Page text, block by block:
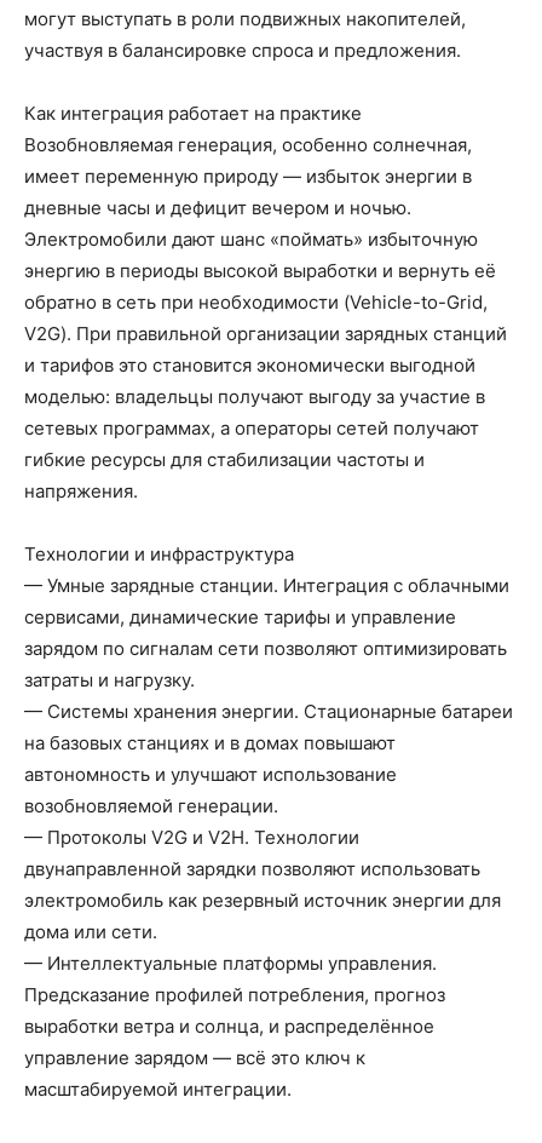
могут выступать в роли подвижных накопителей,
участвуя в балансировке спроса и предложения.
Как интеграция работает на практике
Возобновляемая генерация, особенно солнечная,
имеет переменную природу — избыток энергии в
дневные часы и дефицит вечером и ночью.
Электромобили дают шанс «поймать» избыточную
энергию в периоды высокой выработки и вернуть её
обратно в сеть при необходимости (Vehicle-to-Grid,
V2G). При правильной организации зарядных станций
и тарифов это становится экономически выгодной
моделью: владельцы получают выгоду за участие в
сетевых программах, а операторы сетей получают
гибкие ресурсы для стабилизации частоты и
напряжения.
Технологии и инфраструктура
— Умные зарядные станции. Интеграция с облачными
сервисами, динамические тарифы и управление
зарядом по сигналам сети позволяют оптимизировать
затраты и нагрузку.
— Системы хранения энергии. Стационарные батареи
на базовых станциях и в домах повышают
автономность и улучшают использование
возобновляемой генерации.
— Протоколы V2G и V2H. Технологии
двунаправленной зарядки позволяют использовать
электромобиль как резервный источник энергии для
дома или сети.
— Интеллектуальные платформы управления.
Предсказание профилей потребления, прогноз
выработки ветра и солнца, и распределённое
управление зарядом — всё это ключ к
масштабируемой интеграции.